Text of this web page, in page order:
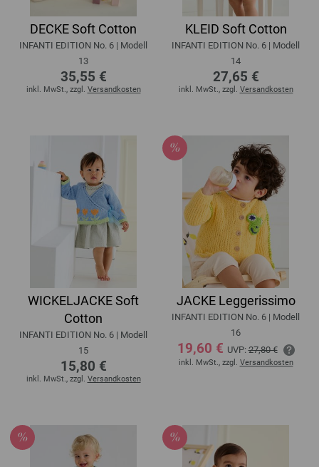
DECKE Soft Cotton
INFANTI EDITION No. 6 | Modell
13
35,55 €
inkl. MwSt., zzgl. Versandkosten
KLEID Soft Cotton
INFANTI EDITION No. 6 | Modell
14
27,65 €
inkl. MwSt., zzgl. Versandkosten
WICKELJACKE Soft
Cotton
INFANTI EDITION No. 6 | Modell
15
15,80 €
inkl. MwSt., zzgl. Versandkosten
JACKE Leggerissimo
INFANTI EDITION No. 6 | Modell
16
19,60 € UVP:27,80 €
inkl. MwSt., zzgl. Versandkosten